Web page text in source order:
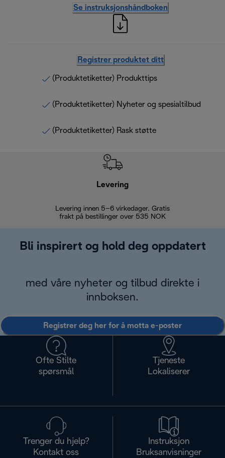
Se instruksjonshåndboken
Registrer produktet ditt
(Produktetiketter) Produkttips
(Produktetiketter) Nyheter og spesialtilbud
(Produktetiketter) Rask støtte
Levering
Levering innen 5–6 virkedager. Gratis
frakt på bestillinger over 535 NOK
Bli inspirert og hold deg oppdatert
med våre nyheter og tilbud direkte i
innboksen.
Registrer deg her for å motta e-poster
Ofte Stilte
spørsmål
Tjeneste
Lokaliserer
Trenger du hjelp?
Kontakt oss
Instruksjon
Bruksanvisninger